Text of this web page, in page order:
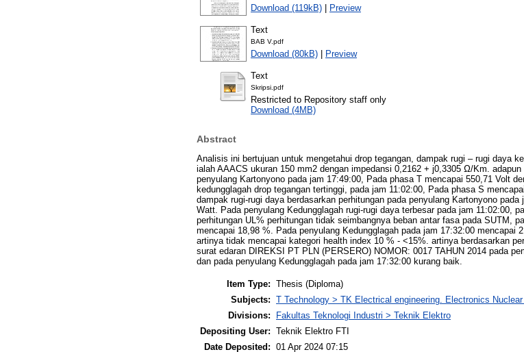
Download (119kB) | Preview
Text
BAB V.pdf
Download (80kB) | Preview
Text
Skripsi.pdf
Restricted to Repository staff only
Download (4MB)
Abstract
Analisis ini bertujuan untuk mengetahui drop tegangan, dampak rugi – rugi daya
ialah AAACS ukuran 150 mm2 dengan impedansi 0,2162 + j0,3305 Ω/Km.
penyulang Kartonyono pada jam 17:49:00, Pada phasa T mencapai 550,71 Volt
kedungglagah drop tegangan tertinggi, pada jam 11:02:00, Pada phasa S
dampak rugi-rugi daya berdasarkan perhitungan pada penyulang Kartonyono
Watt. Pada penyulang Kedungglagah rugi-rugi daya terbesar pada jam 11:02:00,
perhitungan UL% perhitungan tidak seimbangnya beban antar fasa pada SUTM,
mencapai 18,98 %. Pada penyulang Kedungglagah pada jam 17:32:00 mencapai
artinya tidak mencapai kategori health index 10 % - <15%. artinya berdasarkan
surat edaran DIREKSI PT PLN (PERSERO) NOMOR: 0017 TAHUN 2014 pada
dan pada penyulang Kedungglagah pada jam 17:32:00 kurang baik.
Item Type: Thesis (Diploma)
Subjects: T Technology > TK Electrical engineering. Electronics
Divisions:
Fakultas Teknologi Industri > Teknik Elektro
Depositing User: Teknik Elektro FTI
Date Deposited: 01 Apr 2024 07:15